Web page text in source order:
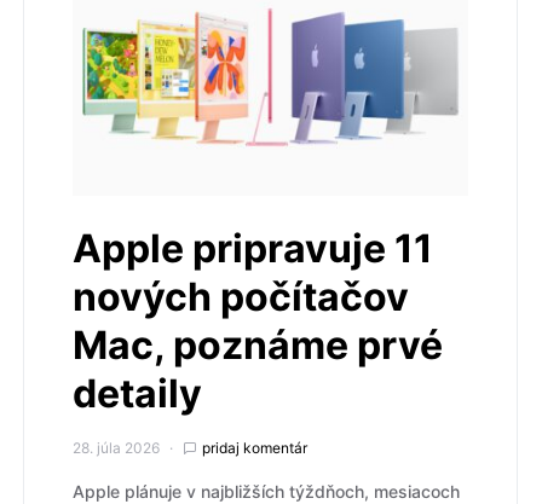
Apple pripravuje 11
nových počítačov
Mac, poznáme prvé
detaily
28. júla 2026 pridaj komentár
Apple plánuje v najbližších týždňoch, mesiacoch